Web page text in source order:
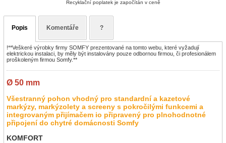
Recyklační poplatek je započítán v ceně
Popis Komentáře ?
!**Veškeré výrobky firmy SOMFY prezentované na tomto webu, které vyžadují
elektrickou instalaci, by měly být instalovány pouze odbornou firmou, či profesionálem
proškoleným firmou Somfy.**
Ø 50 mm
Všestranný pohon vhodný pro standardní a kazetové
markýzy, markýzolety a screeny s pokročilými funkcemi a
integrovaným přijímačem io připravený pro plnohodnotné
připojení do chytré domácnosti Somfy
KOMFORT